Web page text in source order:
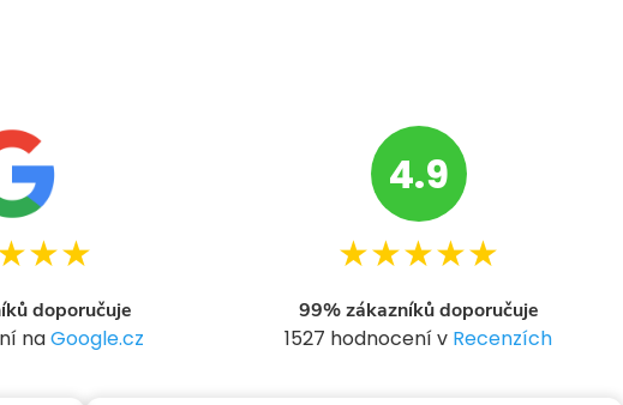
doporučuje
naGoogle.cz
4.9
★★★★★
99% zákazníků doporučuje
1527 hodnocení v Recenzích